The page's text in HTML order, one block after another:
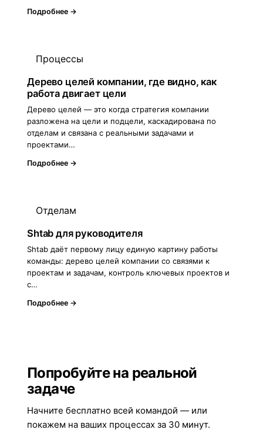
Подробнее →
Процессы
Дерево целей компании, где видно, как
работа двигает цели
Дерево целей — это когда стратегия компании
разложена на цели и подцели, каскадирована по
отделам и связана с реальными задачами и
проектами…
Подробнее →
Отделам
Shtab для руководителя
Shtab даёт первому лицу единую картину работы
команды: дерево целей компании со связями к
проектам и задачам, контроль ключевых проектов и
с…
Подробнее →
Попробуйте на реальной
задаче
Начните бесплатно всей командой — или
покажем на ваших процессах за 30 минут.